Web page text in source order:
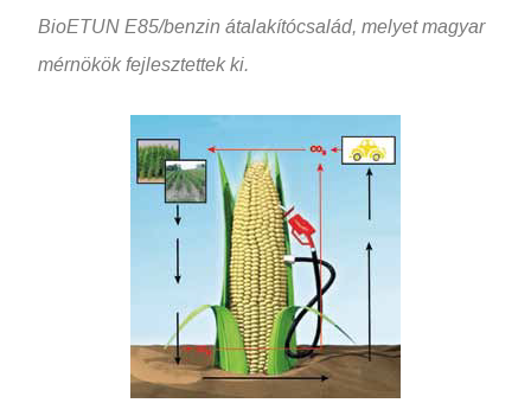
BioETUN E85/benzin átalakítócsalád, melyet magyar
mérnökök fejlesztettek ki.